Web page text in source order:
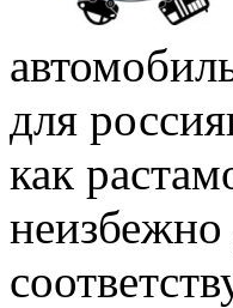
для
как